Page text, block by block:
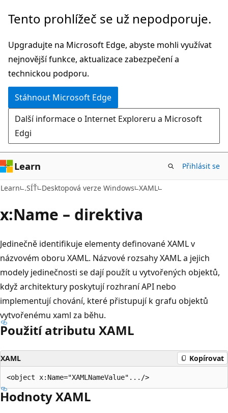
Přeskočit
hlavní
obsah
Tento prohlížeč se už nepodporuje.
Upgradujte na Microsoft Edge, abyste mohli využívat
nejnovější funkce, aktualizace zabezpečení a
technickou podporu.
Stáhnout Microsoft Edge
Další informace o Internet Exploreru a Microsoft
Edgi
Learn Přihlásit se
Learn .SÍŤ Desktopová verze Windows XAML
x:Name – direktiva
Jedinečně identifikuje elementy definované XAML v
názvovém oboru XAML. Názvové rozsahy XAML a jejich
modely jedinečnosti se dají použít u vytvořených objektů,
když architektury poskytují rozhraní API nebo
implementují chování, které přistupují k grafu objektů
vytvořenému xaml za běhu.
Použití atributu XAML
XAML Kopírovat
Hodnoty XAML